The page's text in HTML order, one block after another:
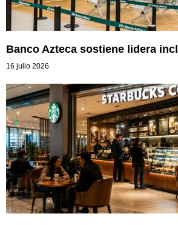
Banco Azteca sostiene lidera
16 julio 2026